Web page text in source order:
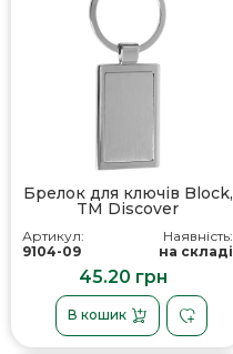
Брелок для ключів Block,
TM Discover
Артикул:
9104-09
Наявність:
на складі
45.20 грн
В кошик